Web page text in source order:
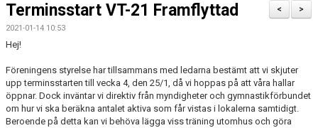
>
<
Terminsstart VT-21 Framflyttad
2021-01-14 10:53
Hej!
Föreningens styrelse har tillsammans med ledarna bestämt att vi skjuter
upp terminsstarten till vecka 4, den 25/1, då vi hoppas på att våra hallar
öppnar. Dock inväntar vi direktiv från myndigheter och gymnastikförbundet
om hur vi ska beräkna antalet aktiva som får vistas i lokalerna samtidigt.
Beroende på detta kan vi behöva lägga viss träning utomhus och göra